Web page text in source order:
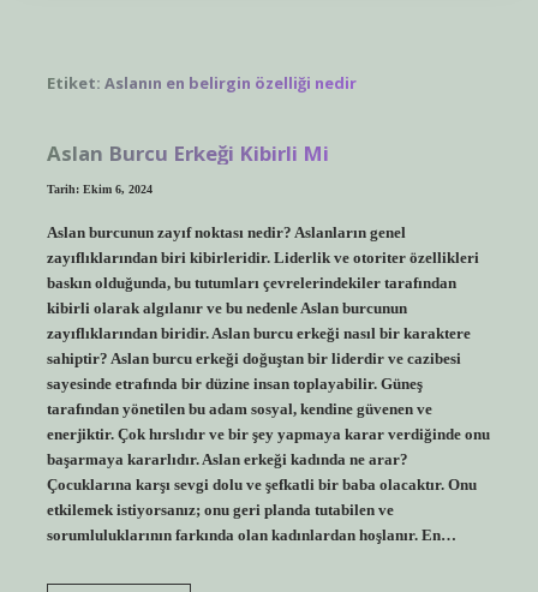
Etiket: Aslanın en belirgin özelliği nedir
Aslan Burcu Erkeği Kibirli Mi
Tarih: Ekim 6, 2024
Aslan burcunun zayıf noktası nedir? Aslanların genel
zayıflıklarından biri kibirleridir. Liderlik ve otoriter özellikleri
baskın olduğunda, bu tutumları çevrelerindekiler tarafından
kibirli olarak algılanır ve bu nedenle Aslan burcunun
zayıflıklarından biridir. Aslan burcu erkeği nasıl bir karaktere
sahiptir? Aslan burcu erkeği doğuştan bir liderdir ve cazibesi
sayesinde etrafında bir düzine insan toplayabilir. Güneş
tarafından yönetilen bu adam sosyal, kendine güvenen ve
enerjiktir. Çok hırslıdır ve bir şey yapmaya karar verdiğinde onu
başarmaya kararlıdır. Aslan erkeği kadında ne arar?
Çocuklarına karşı sevgi dolu ve şefkatli bir baba olacaktır. Onu
etkilemek istiyorsanız; onu geri planda tutabilen ve
sorumluluklarının farkında olan kadınlardan hoşlanır. En…